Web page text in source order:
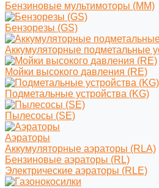
Бензиновые мультимоторы (MM)
Бензорезы (GS)
Аккумуляторные подметальные
Мойки высокого давления (RE)
Подметальные устройства (KG)
Пылесосы (SE)
Аэраторы
Аккумуляторные аэраторы (RLA)
Бензиновые аэраторы (RL)
Электрические аэраторы (RLE)